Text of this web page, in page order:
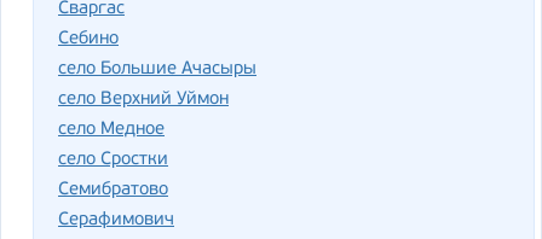
Сваргас
Себино
село Большие Ачасыры
село Верхний Уймон
село Медное
село Сростки
Семибратово
Серафимович